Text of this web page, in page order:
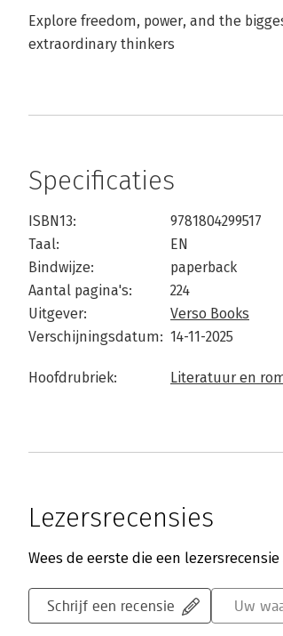
Explore freedom, power, and the
extraordinary thinkers
Specificaties
ISBN13:
9781804299517
Taal:
EN
Bindwijze:
paperback
Aantal pagina's:
224
Uitgever:
Verso Books
Verschijningsdatum: 14-11-2025
Hoofdrubriek: Literatuur en
Lezersrecensies
Wees de eerste die een
Schrijf een recensie Uw